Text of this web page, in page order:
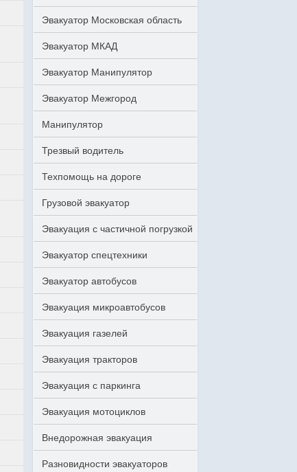
Эвакуатор Московская область
Эвакуатор МКАД
Эвакуатор Манипулятор
Эвакуатор Межгород
Манипулятор
Трезвый водитель
Техпомощь на дороге
Грузовой эвакуатор
Эвакуация с частичной погрузкой
Эвакуатор спецтехники
Эвакуатор автобусов
Эвакуация микроавтобусов
Эвакуация газелей
Эвакуация тракторов
Эвакуация с паркинга
Эвакуация мотоциклов
Внедорожная эвакуация
Разновидности эвакуаторов